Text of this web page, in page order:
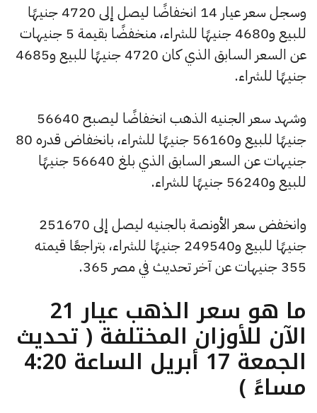
وسجل سعر عيار 14 انخفاضًا ليصل إلى 4720 جنيهًا
للبيع و4680 جنيهًا للشراء، منخفضًا بقيمة 5 جنيهات
عن السعر السابق الذي كان 4720 جنيهًا للبيع و4685
جنيهًا للشراء.
وشهد سعر الجنيه الذهب انخفاضًا ليصبح 56640
جنيهًا للبيع و56160 جنيهًا للشراء، بانخفاض قدره 80
جنيهات عن السعر السابق الذي بلغ 56640 جنيهًا
للبيع و56240 جنيهًا للشراء.
وانخفض سعر الأونصة بالجنيه ليصل إلى 251670
جنيهًا للبيع و249540 جنيهًا للشراء، بتراجعًا قيمته
355 جنيهات عن آخر تحديث في مصر 365.
ما هو سعر الذهب عيار 21
الآن للأوزان المختلفة ( تحديث
الجمعة 17 أبريل الساعة 4:20
مساءً )